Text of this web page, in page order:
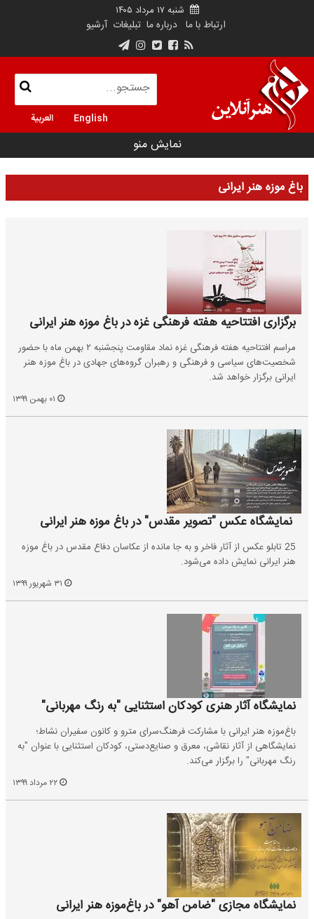
شنبه ۱۷ مرداد ۱۴۰۵
ارتباط با ما درباره ما تبلیغات آرشیو
English العربية
نمایش منو
باغ موزه هنر ایرانی
برگزاری افتتاحیه هفته فرهنگی غزه در باغ موزه هنر ایرانی
مراسم افتتاحیه هفته فرهنگی غزه نماد مقاومت پنجشنبه ۲ بهمن ماه با حضور
شخصیت‌های سیاسی و فرهنگی و رهبران گروه‌های جهادی در باغ موزه هنر
ایرانی برگزار خواهد شد.
نمایشگاه عکس "تصویر مقدس" در باغ موزه هنر ایرانی
25 تابلو عکس از آثار فاخر و به جا مانده از عکاسان دفاع مقدس در باغ موزه
هنر ایرانی نمایش داده می‌شود.
نمایشگاه آثار هنری کودکان استثنایی "به رنگ مهربانی"
باغ‌موزه‌ هنر ایرانی با مشارکت فرهنگ‌سرای مترو و کانون سفیران نشاط؛
نمایشگاهی از آثار نقاشی، معرق و صنایع‌دستی، کودکان استثنایی با عنوان "به
رنگ مهربانی" را برگزار می‌کند.
نمایشگاه مجازی "ضامن آهو" در باغ‌موزه هنر ایرانی